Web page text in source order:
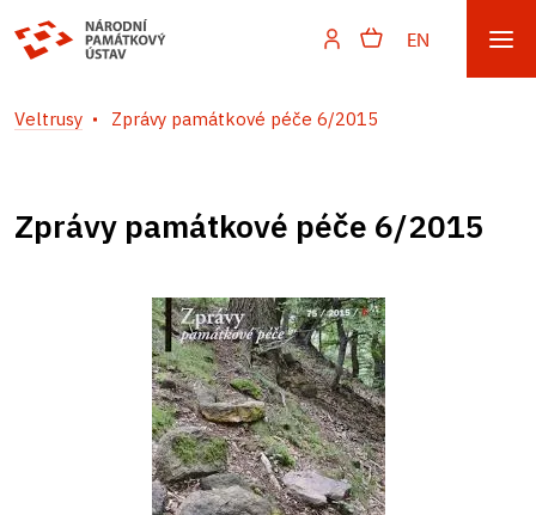
EN
Veltrusy Zprávy památkové péče 6/2015
Zprávy památkové péče 6/2015